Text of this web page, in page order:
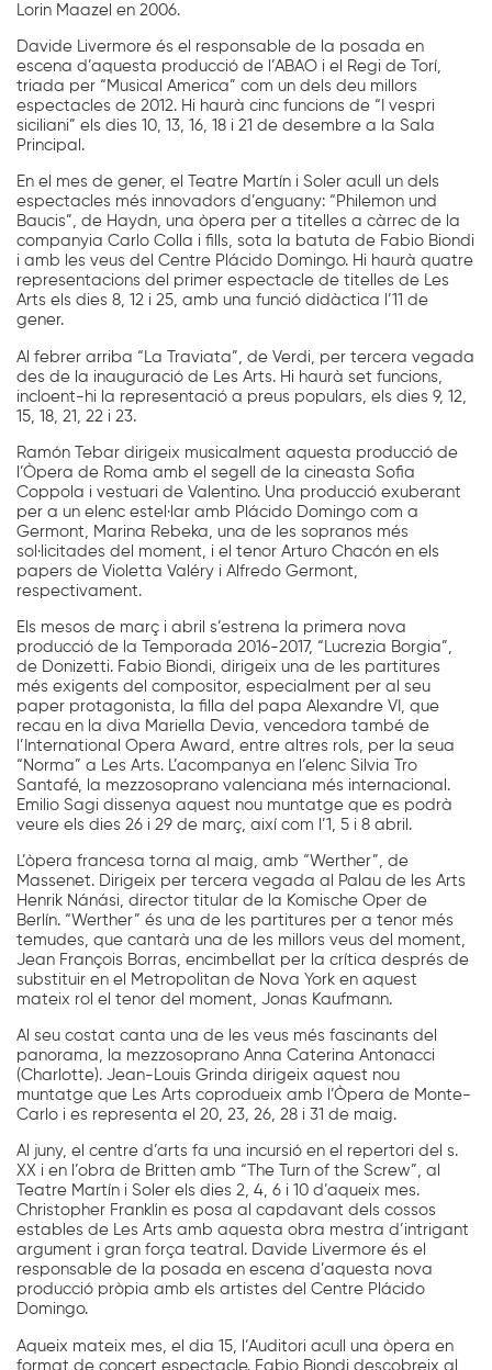
Lorin Maazel en 2006.
Davide Livermore és el responsable de la posada en
escena d’aquesta producció de l’ABAO i el Regi de Torí,
triada per “Musical America” com un dels deu millors
espectacles de 2012. Hi haurà cinc funcions de “I vespri
siciliani” els dies 10, 13, 16, 18 i 21 de desembre a la Sala
Principal.
En el mes de gener, el Teatre Martín i Soler acull un dels
espectacles més innovadors d’enguany: “Philemon und
Baucis”, de Haydn, una òpera per a titelles a càrrec de la
companyia Carlo Colla i fills, sota la batuta de Fabio Biondi
i amb les veus del Centre Plácido Domingo. Hi haurà quatre
representacions del primer espectacle de titelles de Les
Arts els dies 8, 12 i 25, amb una funció didàctica l’11 de
gener.
Al febrer arriba “La Traviata”, de Verdi, per tercera vegada
des de la inauguració de Les Arts. Hi haurà set funcions,
incloent-hi la representació a preus populars, els dies 9, 12,
15, 18, 21, 22 i 23.
Ramón Tebar dirigeix musicalment aquesta producció de
l’Òpera de Roma amb el segell de la cineasta Sofia
Coppola i vestuari de Valentino. Una producció exuberant
per a un elenc estel·lar amb Plácido Domingo com a
Germont, Marina Rebeka, una de les sopranos més
sol·licitades del moment, i el tenor Arturo Chacón en els
papers de Violetta Valéry i Alfredo Germont,
respectivament.
Els mesos de març i abril s’estrena la primera nova
producció de la Temporada 2016-2017, “Lucrezia Borgia”,
de Donizetti. Fabio Biondi, dirigeix una de les partitures
més exigents del compositor, especialment per al seu
paper protagonista, la filla del papa Alexandre VI, que
recau en la diva Mariella Devia, vencedora també de
l’International Opera Award, entre altres rols, per la seua
“Norma” a Les Arts. L’acompanya en l’elenc Silvia Tro
Santafé, la mezzosoprano valenciana més internacional.
Emilio Sagi dissenya aquest nou muntatge que es podrà
veure els dies 26 i 29 de març, així com l’1, 5 i 8 abril.
L’òpera francesa torna al maig, amb “Werther”, de
Massenet. Dirigeix per tercera vegada al Palau de les Arts
Henrik Nánási, director titular de la Komische Oper de
Berlín. “Werther” és una de les partitures per a tenor més
temudes, que cantarà una de les millors veus del moment,
Jean François Borras, encimbellat per la crítica després de
substituir en el Metropolitan de Nova York en aquest
mateix rol el tenor del moment, Jonas Kaufmann.
Al seu costat canta una de les veus més fascinants del
panorama, la mezzosoprano Anna Caterina Antonacci
(Charlotte). Jean-Louis Grinda dirigeix aquest nou
muntatge que Les Arts coprodueix amb l’Òpera de Monte-
Carlo i es representa el 20, 23, 26, 28 i 31 de maig.
Al juny, el centre d’arts fa una incursió en el repertori del s.
XX i en l’obra de Britten amb “The Turn of the Screw”, al
Teatre Martín i Soler els dies 2, 4, 6 i 10 d’aqueix mes.
Christopher Franklin es posa al capdavant dels cossos
estables de Les Arts amb aquesta obra mestra d’intrigant
argument i gran força teatral. Davide Livermore és el
responsable de la posada en escena d’aquesta nova
producció pròpia amb els artistes del Centre Plácido
Domingo.
Aqueix mateix mes, el dia 15, l’Auditori acull una òpera en
format de concert espectacle. Fabio Biondi descobreix al